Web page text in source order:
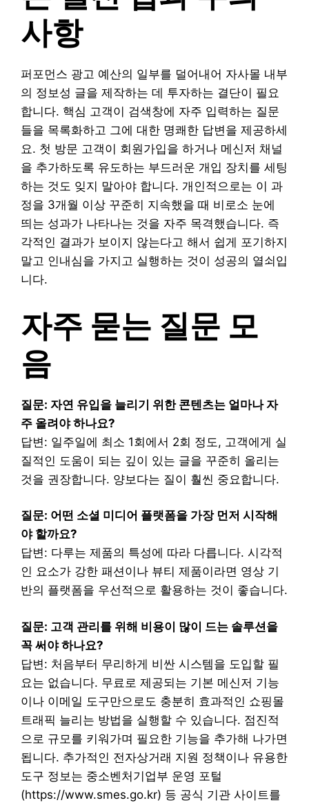
사항
퍼포먼스 광고 예산의 일부를 덜어내어 자사몰 내부
의 정보성 글을 제작하는 데 투자하는 결단이 필요
합니다. 핵심 고객이 검색창에 자주 입력하는 질문
들을 목록화하고 그에 대한 명쾌한 답변을 제공하세
요. 첫 방문 고객이 회원가입을 하거나 메신저 채널
을 추가하도록 유도하는 부드러운 개입 장치를 세팅
하는 것도 잊지 말아야 합니다. 개인적으로는 이 과
정을 3개월 이상 꾸준히 지속했을 때 비로소 눈에
띄는 성과가 나타나는 것을 자주 목격했습니다. 즉
각적인 결과가 보이지 않는다고 해서 쉽게 포기하지
말고 인내심을 가지고 실행하는 것이 성공의 열쇠입
니다.
자주 묻는 질문 모
음
질문: 자연 유입을 늘리기 위한 콘텐츠는 얼마나 자
주 올려야 하나요?
답변: 일주일에 최소 1회에서 2회 정도, 고객에게 실
질적인 도움이 되는 깊이 있는 글을 꾸준히 올리는
것을 권장합니다. 양보다는 질이 훨씬 중요합니다.
질문: 어떤 소셜 미디어 플랫폼을 가장 먼저 시작해
야 할까요?
답변: 다루는 제품의 특성에 따라 다릅니다. 시각적
인 요소가 강한 패션이나 뷰티 제품이라면 영상 기
반의 플랫폼을 우선적으로 활용하는 것이 좋습니다.
질문: 고객 관리를 위해 비용이 많이 드는 솔루션을
꼭 써야 하나요?
답변: 처음부터 무리하게 비싼 시스템을 도입할 필
요는 없습니다. 무료로 제공되는 기본 메신저 기능
이나 이메일 도구만으로도 충분히 효과적인 쇼핑몰
트래픽 늘리는 방법을 실행할 수 있습니다. 점진적
으로 규모를 키워가며 필요한 기능을 추가해 나가면
됩니다. 추가적인 전자상거래 지원 정책이나 유용한
도구 정보는 중소벤처기업부 운영 포털
(https://www.smes.go.kr) 등 공식 기관 사이트를